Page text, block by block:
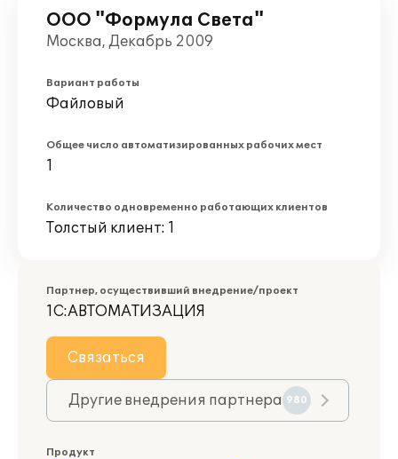
ООО "Формула Света"
Москва, Декабрь 2009
Вариант работы
Файловый
Общее число автоматизированных рабочих мест
1
Количество одновременно работающих клиентов
Толстый клиент: 1
Партнер, осуществивший внедрение/проект
1С:АВТОМАТИЗАЦИЯ
Связаться
Другие внедрения партнера 980
Продукт